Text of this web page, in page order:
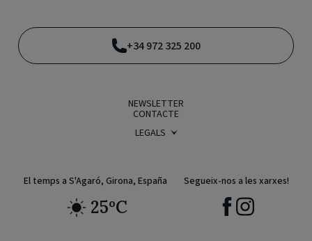
+34 972 325 200
NEWSLETTER
CONTACTE
LEGALS
POLÍTICA DE COOKIES
El temps a S'Agaró, Girona, España
25ºC
Segueix-nos a les xarxes!